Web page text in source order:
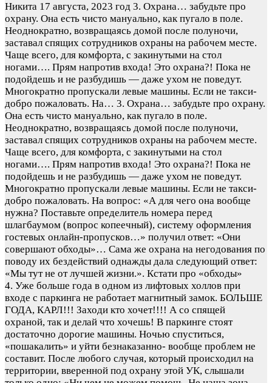
Никита 17 августа, 2023 год 3. Охрана… забудьте про
охрану. Она есть чисто мануально, как пугало в поле.
Неоднократно, возвращаясь домой после полуночи,
заставал спящих сотрудников охраны на рабочем месте.
Чаще всего, для комфорта, с закинутыми на стол
ногами…. Прям напротив входа! Это охрана?! Пока не
подойдешь и не разбудишь — даже ухом не поведут.
Многократно пропускали левые машины. Если не такси-
добро пожаловать. На… 3. Охрана… забудьте про охрану.
Она есть чисто мануально, как пугало в поле.
Неоднократно, возвращаясь домой после полуночи,
заставал спящих сотрудников охраны на рабочем месте.
Чаще всего, для комфорта, с закинутыми на стол
ногами…. Прям напротив входа! Это охрана?! Пока не
подойдешь и не разбудишь — даже ухом не поведут.
Многократно пропускали левые машины. Если не такси-
добро пожаловать. На вопрос: «А для чего она вообще
нужна? Поставьте определитель номера перед
шлагбаумом (вопрос копеечный), систему оформления
гостевых онлайн-пропусков…» получил ответ: «Они
совершают обходы»… Сама же охрана на негодования по
поводу их бездействий однажды дала следующий ответ:
«Мы тут не от лучшей жизни.». Кстати про «обходы»
4. Уже больше года в одном из лифтовых холлов при
входе с паркинга не работает магнитный замок. БОЛЬШЕ
ГОДА, КАРЛ!!! Заходи кто хочет!!!! А со спящей
охраной, так и делай что хочешь! В паркинге стоят
достаточно дорогие машины. Ночью спуститься,
«пошакалить» и уйти безнаказанно- вообще проблем не
составит. После любого случая, который происходил на
территории, вверенной под охрану этой УК, слышали